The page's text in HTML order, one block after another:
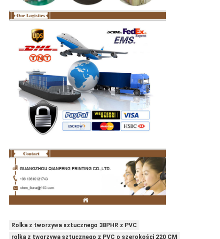
Rolka z tworzywa sztucznego 38PHR z PVC
rolka z tworzywa sztucznego z PVC o szerokości 220 CM